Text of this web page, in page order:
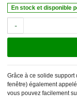
En stock et disponible
-
Grâce à ce solide
fenêtre) également
vous pouvez facilement